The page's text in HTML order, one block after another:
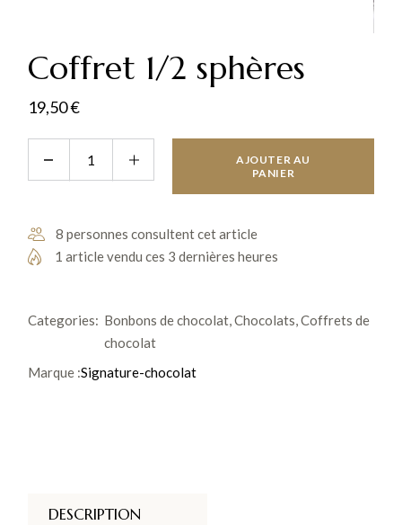
Coffret 1/2 sphères
19,50€
Coffret 1/2 sphères quantity
AJOUTER AU
PANIER
8 personnes consultent cet article
1 article vendu ces 3 dernières heures
Categories: Bonbons de chocolat,Chocolats,Coffrets de
chocolat
Marque :Signature-chocolat
DESCRIPTION